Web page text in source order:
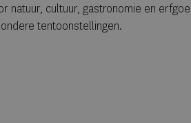
natuur, cultuur, gastronomie en
tentoonstellingen.